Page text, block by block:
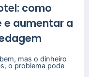
como
aumentar a
mas o dinheiro
o problema pode